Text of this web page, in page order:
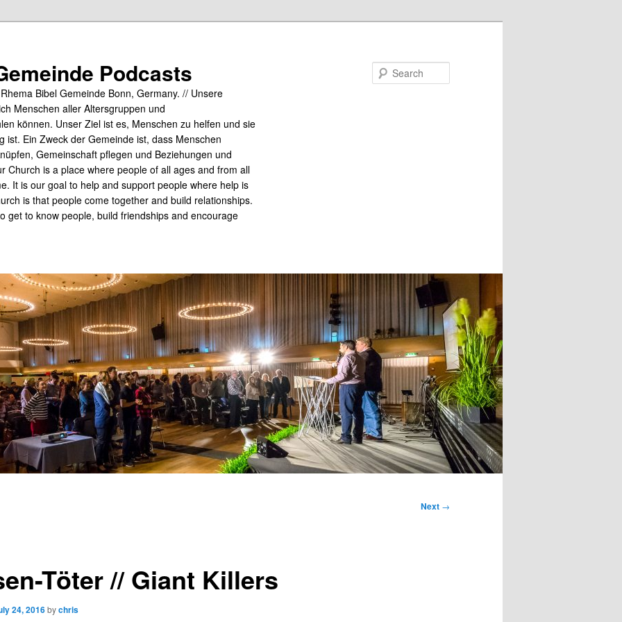
Podcasts
Bibel Gemeinde Bonn, Germany. // Unsere
Menschen aller Altersgruppen und
können. Unser Ziel ist es, Menschen zu helfen und sie
ist. Ein Zweck der Gemeinde ist, dass Menschen
Gemeinschaft pflegen und Beziehungen und
Church is a place where people of all ages and from all
It is our goal to help and support people where help is
is that people come together and build relationships.
get to know people, build friendships and encourage
Next →
Töter // Giant Killers
24, 2016bychris